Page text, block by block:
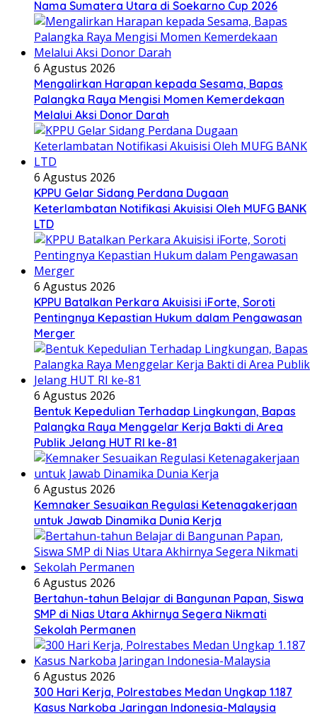
Nama Sumatera Utara di Soekarno Cup 2026
6 Agustus 2026
Mengalirkan Harapan kepada Sesama, Bapas
Palangka Raya Mengisi Momen Kemerdekaan
Melalui Aksi Donor Darah
6 Agustus 2026
KPPU Gelar Sidang Perdana Dugaan
Keterlambatan Notifikasi Akuisisi Oleh MUFG BANK
LTD
6 Agustus 2026
KPPU Batalkan Perkara Akuisisi iForte, Soroti
Pentingnya Kepastian Hukum dalam Pengawasan
Merger
6 Agustus 2026
Bentuk Kepedulian Terhadap Lingkungan, Bapas
Palangka Raya Menggelar Kerja Bakti di Area
Publik Jelang HUT RI ke-81
6 Agustus 2026
Kemnaker Sesuaikan Regulasi Ketenagakerjaan
untuk Jawab Dinamika Dunia Kerja
6 Agustus 2026
Bertahun-tahun Belajar di Bangunan Papan, Siswa
SMP di Nias Utara Akhirnya Segera Nikmati
Sekolah Permanen
6 Agustus 2026
300 Hari Kerja, Polrestabes Medan Ungkap 1.187
Kasus Narkoba Jaringan Indonesia-Malaysia